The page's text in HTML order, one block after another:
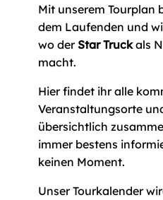
Mit unserem Tourplan
dem Laufenden und
wo derStar Truckals
macht.
Hier findet ihr alle
Veranstaltungsorte
übersichtlich
immer bestens
keinen Moment.
Unser Tourkalender